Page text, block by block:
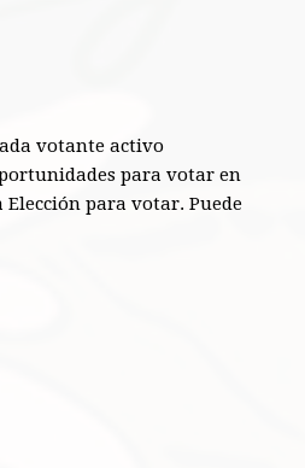
votante activo
para votar en
para votar. Puede